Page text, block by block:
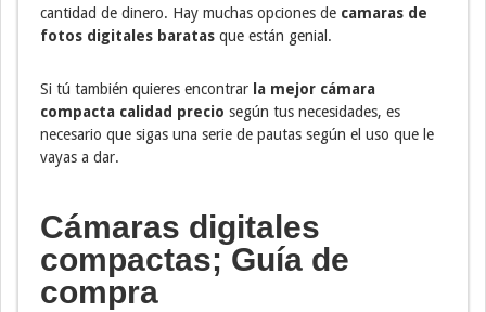
cantidad de dinero. Hay muchas opciones de camaras de
fotos digitales baratas que están genial.
Si tú también quieres encontrar la mejor cámara
compacta calidad precio según tus necesidades, es
necesario que sigas una serie de pautas según el uso que le
vayas a dar.
Cámaras digitales
compactas; Guía de
compra